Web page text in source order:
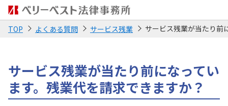
TOP よくある質問 サービス残業 サービス残業が当たり前
サービス残業が当たり前になってい
ます。残業代を請求できますか？